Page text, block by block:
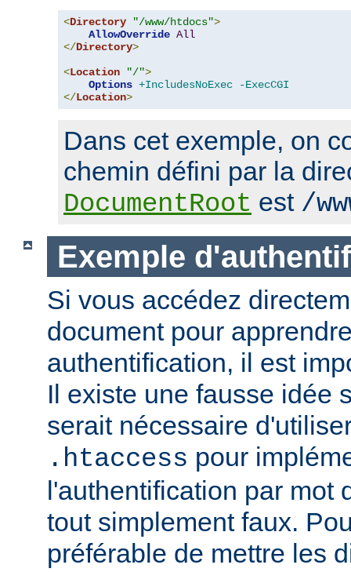
<Directory "/www/htdocs">
AllowOverride All
</Directory>
<Location "/">
Options +IncludesNoExec
-ExecCGI
</Location>
Dans cet exemple, on
chemin défini par la
DocumentRoot est /
Exemple
Si vous accédez
document pour
authentification, il est
Il existe une fausse idée
serait nécessaire
.htaccess pour
l'authentification par mot
tout simplement faux.
préférable de mettre les